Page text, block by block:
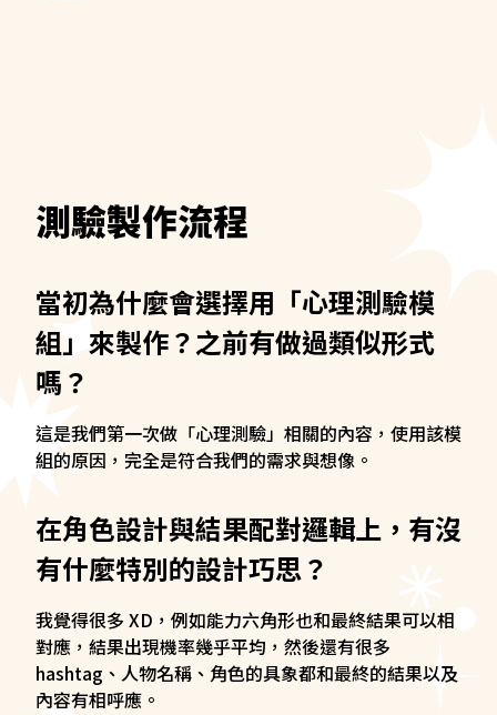
測驗製作流程
當初為什麼會選擇用「心理測驗模
組」來製作？之前有做過類似形式
嗎？
這是我們第一次做「心理測驗」相關的內容，使用該模
組的原因，完全是符合我們的需求與想像。
在角色設計與結果配對邏輯上，有沒
有什麼特別的設計巧思？
我覺得很多 XD，例如能力六角形也和最終結果可以相
對應，結果出現機率幾乎平均，然後還有很多
hashtag、人物名稱、角色的具象都和最終的結果以及
內容有相呼應。